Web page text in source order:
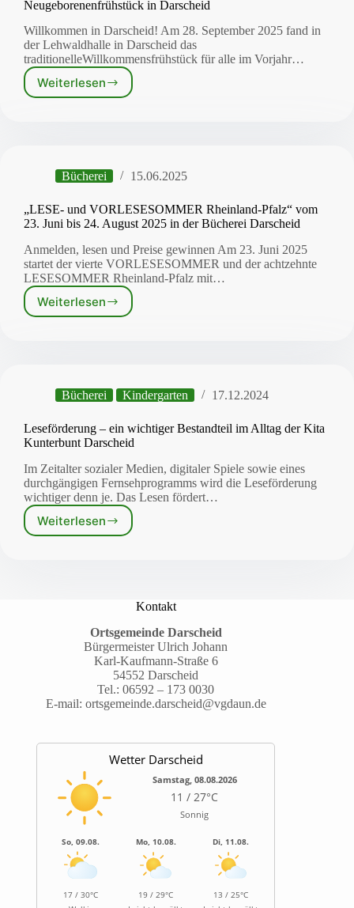
Neugeborenenfrühstück in Darscheid
Willkommen in Darscheid! Am 28. September 2025 fand in
der Lehwaldhalle in Darscheid das
traditionelleWillkommensfrühstück für alle im Vorjahr…
WeiterlesenNeugeborenenfrühstück
Bücherei 15.06.2025
„LESE- und VORLESESOMMER Rheinland-Pfalz“ vom
23. Juni bis 24. August 2025 in der Bücherei Darscheid
Anmelden, lesen und Preise gewinnen Am 23. Juni 2025
startet der vierte VORLESESOMMER und der achtzehnte
LESESOMMER Rheinland-Pfalz mit…
Weiterlesen
„LESE-
23.
bis
24.
2025
in
der
Bücherei
Darscheid
Bücherei Kindergarten 17.12.2024
Leseförderung – ein wichtiger Bestandteil im Alltag der Kita
Kunterbunt Darscheid
Im Zeitalter sozialer Medien, digitaler Spiele sowie eines
durchgängigen Fernsehprogramms wird die Leseförderung
wichtiger denn je. Das Lesen fördert…
WeiterlesenLeseförderung
der
Kita
Kunterbunt
Darscheid
Kontakt
Ortsgemeinde Darscheid
Bürgermeister Ulrich Johann
Karl-Kaufmann-Straße 6
54552 Darscheid
Tel.:06592 – 173 0030
E-mail: ortsgemeinde.darscheid@vgdaun.de
Wetter Darscheid
Samstag, 08.08.2026
11 / 27°C
Sonnig
So, 09.08.
17 / 30°C
Mo, 10.08.
19 / 29°C
Di, 11.08.
13 / 25°C